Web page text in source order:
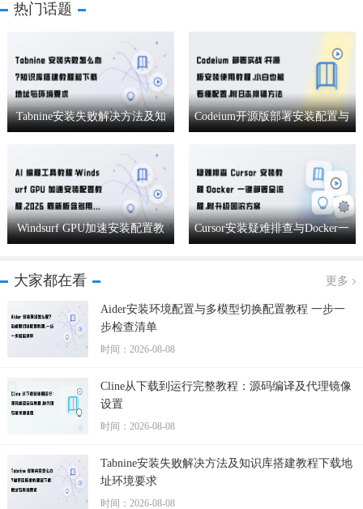
热门话题
Tabnine安装失败解决方法及知
识库搭建教程下载地址环境要
Codeium开源版部署安装配置与
日志排错教程
Windsurf GPU加速安装配置教
程 2026新版多用户权限
Cursor安装疑难排查与Docker一
键部署升级回滚教程
大家都在看 更多
Aider安装环境配置与多模型切换配置教程 一步一
步检查清单
时间：2026-08-08
Cline从下载到运行完整教程：源码编译及代理镜像
设置
时间：2026-08-08
Tabnine安装失败解决方法及知识库搭建教程下载地
址环境要求
时间：2026-08-08